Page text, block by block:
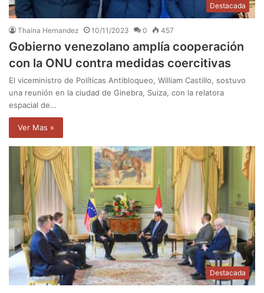
Destacada
Thaina Hernandez 10/11/2023 0 457
Gobierno venezolano amplía cooperación
con la ONU contra medidas coercitivas
El viceministro de Políticas Antibloqueo, William Castillo, sostuvo
una reunión en la ciudad de Ginebra, Suiza, con la relatora
espacial de…
Ver Mas »
Destacada